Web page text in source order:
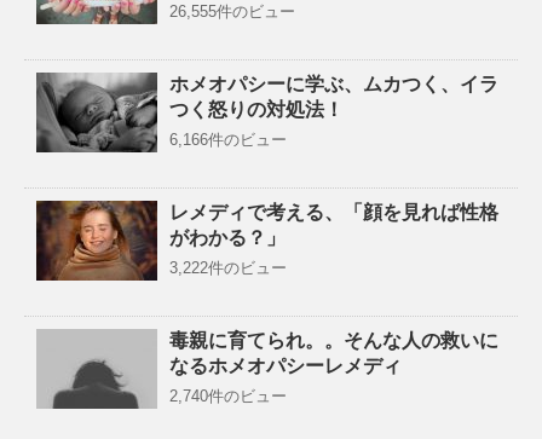
26,555件のビュー
ホメオパシーに学ぶ、ムカつく、イラ
つく怒りの対処法！
6,166件のビュー
レメディで考える、「顔を見れば性格
がわかる？」
3,222件のビュー
毒親に育てられ。。そんな人の救いに
なるホメオパシーレメディ
2,740件のビュー